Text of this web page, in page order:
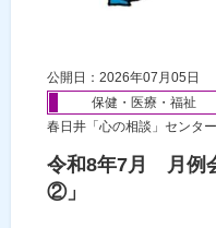
公開日：2026年07月05日
保健・医療・福祉
春日井「心の相談」センター
令和8年7月 月例
②」